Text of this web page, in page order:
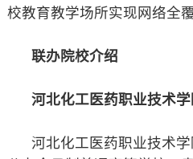
校教育教学场所实现网络全覆
联办院校介绍
河北化工医药职业技术
河北化工医药职业技术学